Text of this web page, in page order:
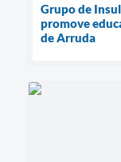
Grupo de
promove
de Arruda